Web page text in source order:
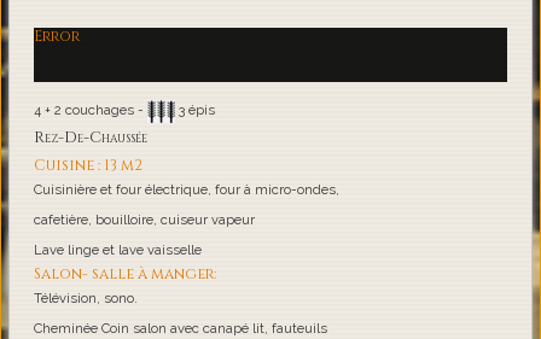
Error
4 + 2 couchages - 3 épis
Rez-De-Chaussée
Cuisine : 13 m2
Cuisinière et four électrique, four à micro-ondes,
cafetière, bouilloire, cuiseur vapeur
Lave linge et lave vaisselle
Salon- salle à manger:
Télévision, sono.
Cheminée Coin salon avec canapé lit, fauteuils